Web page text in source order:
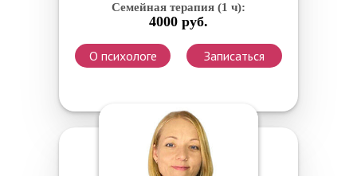
Семейная терапия (1 ч):
4000 руб.
О психологе Записаться